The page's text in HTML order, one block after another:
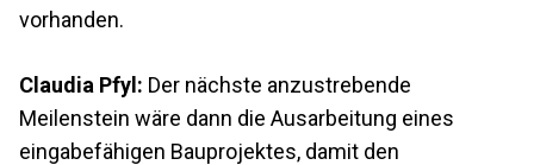
vorhanden.
Claudia Pfyl: Der nächste anzustrebende
Meilenstein wäre dann die Ausarbeitung eines
eingabefähigen Bauprojektes, damit den